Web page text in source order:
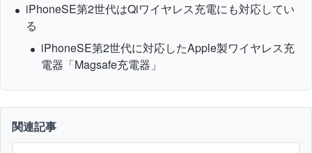
iPhoneSE第2世代はQiワイヤレス充電にも対応してい
る
iPhoneSE第2世代に対応したApple製ワイヤレス充
電器「Magsafe充電器」
関連記事